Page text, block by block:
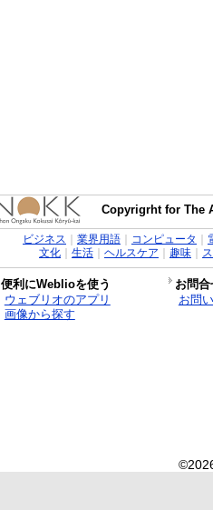
Copyrigrht for The
ビジネス 業界用語｜ コンピュータ
文化｜ 生活｜ ヘルスケア 趣味｜
便利にWeblioを使う
お問
ウェブリオのアプリ
画像から探す
お問